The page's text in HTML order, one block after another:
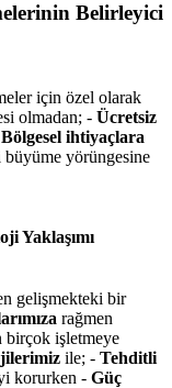
Belirleyici
için özel olarak
olmadan; - Ücretsiz
Bölgesel ihtiyaçlara
yörüngesine
Yaklaşımı
gelişmekteki bir
rağmen
birçok işletmeye
ile; - Tehditli
korurken - Güç